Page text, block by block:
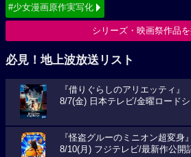
#少女漫画原作実写化
シリーズ・映画祭作品
必見！地上波放送リスト
『借りぐらしのアリエッティ』
8/7(金) 日本テレビ/金曜ロード
『怪盗グルーのミニオン超変身』
8/10(月) フジテレビ/最新作公開